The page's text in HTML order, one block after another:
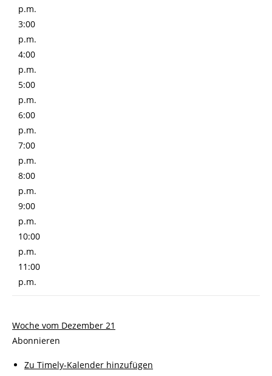
p.m.
3:00
p.m.
4:00
p.m.
5:00
p.m.
6:00
p.m.
7:00
p.m.
8:00
p.m.
9:00
p.m.
10:00
p.m.
11:00
p.m.
Woche vom Dezember 21
Abonnieren
Zu Timely-Kalender hinzufügen